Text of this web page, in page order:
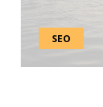
SEO